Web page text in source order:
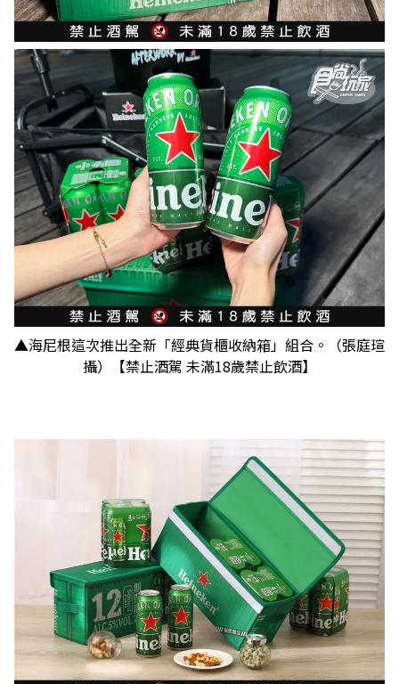
▲海尼根這次推出全新「經典貨櫃收納箱」組合。（張庭瑄
攝）【禁止酒駕 未滿18歲禁止飲酒】